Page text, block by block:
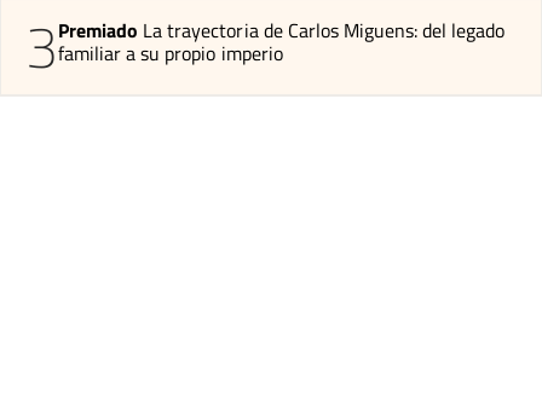
3Premiado La trayectoria de Carlos Miguens: del legado
familiar a su propio imperio